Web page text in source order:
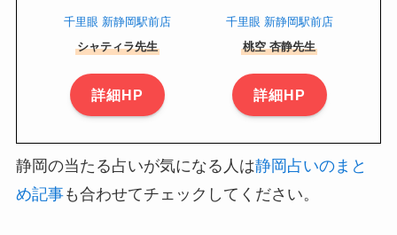
千里眼 新静岡駅前店
シャティラ先生
詳細HP
千里眼 新静岡駅前店
桃空 杏静先生
詳細HP
静岡の当たる占いが気になる人は静岡占いのまと
め記事も合わせてチェックしてください。